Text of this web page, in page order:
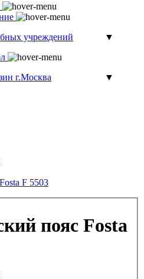
учреждений
▼
г.Москва
▼
F 5503
пояс Fosta